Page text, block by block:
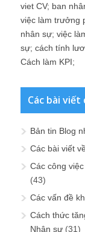
viet CV; ban
việc làm trưởng
nhân sự; việc
sự; cách tính
Cách làm KPI;
Các bài viết
Bản tin Blog
Các bài viết
Các công
(43)
Các vấn đề
Cách thức
Nhân sự (31)